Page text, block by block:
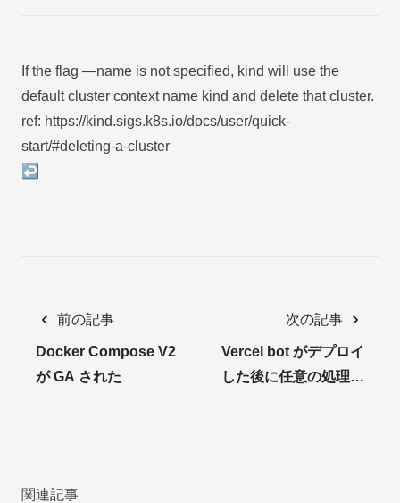
Footnotes
If the flag —name is not specified, kind will use the
default cluster context name kind and delete that cluster.
ref: https://kind.sigs.k8s.io/docs/user/quick-
start/#deleting-a-cluster
↩
前の記事
Docker Compose V2
が GA された
次の記事
Vercel bot がデプロイ
した後に任意の処理を
関連記事